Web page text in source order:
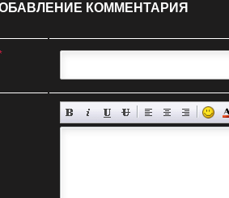
КОММЕНТАРИЯ